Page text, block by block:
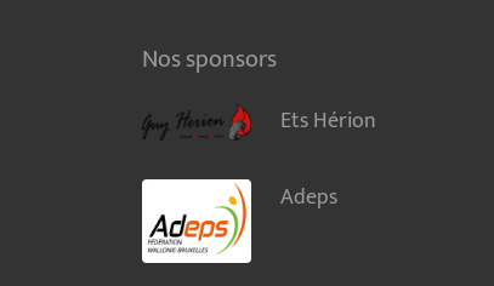
Nos sponsors
Ets Hérion
Adeps